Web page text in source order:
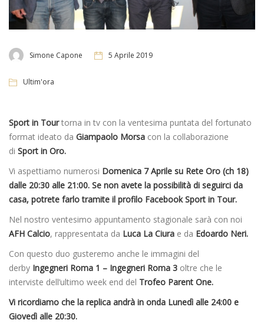
Simone Capone 5 Aprile 2019
Ultim'ora
Sport in Tourtorna in tv con la ventesima puntata del fortunato
format ideato da Giampaolo Morsa con la collaborazione
di Sport in Oro.
Vi aspettiamo numerosi Domenica 7 Aprile su Rete Oro (ch 18)
dalle 20:30 alle 21:00. Se non avete la possibilità di seguirci da
casa, potrete farlo tramite il profilo Facebook Sport in Tour.
Nel nostro ventesimo appuntamento stagionale sarà con noi
AFH Calcio, rappresentata da Luca La Ciura e da Edoardo Neri.
Con questo duo gusteremo anche le immagini del
derby Ingegneri Roma 1 – Ingegneri Roma 3 oltre che le
interviste dell’ultimo week end del Trofeo Parent One.
Vi ricordiamo che la replica andrà in onda Lunedì alle 24:00 e
Giovedì alle 20:30.